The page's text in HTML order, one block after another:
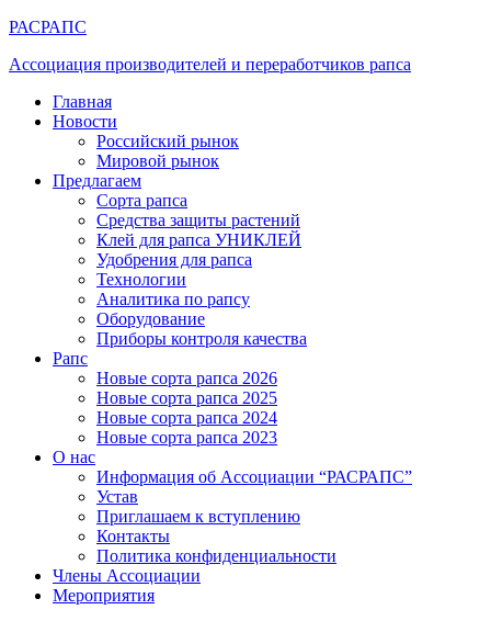
РАСРАПС
Ассоциация производителей и переработчиков рапса
Главная
Новости
Российский рынок
Мировой рынок
Предлагаем
Сорта рапса
Средства защиты растений
Клей для рапса УНИКЛЕЙ
Удобрения для рапса
Технологии
Аналитика по рапсу
Оборудование
Приборы контроля качества
Рапс
Новые сорта рапса 2026
Новые сорта рапса 2025
Новые сорта рапса 2024
Новые сорта рапса 2023
О нас
Информация об Ассоциации “РАСРАПС”
Устав
Приглашаем к вступлению
Контакты
Политика конфиденциальности
Члены Ассоциации
Мероприятия